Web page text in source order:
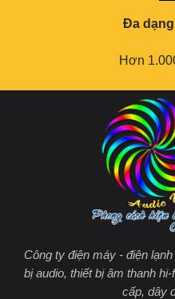
Đa
Hơn
Công ty điện máy - điện
bị audio, thiết bị âm thanh
cấp, dây